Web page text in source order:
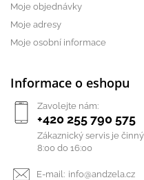
Moje objednávky
Moje adresy
Moje osobní informace
Informace o eshopu
Zavolejte nám:
+420 255 790 575
Zákaznický servis je
8:00 do 16:00
E-mail: info@andzela.cz